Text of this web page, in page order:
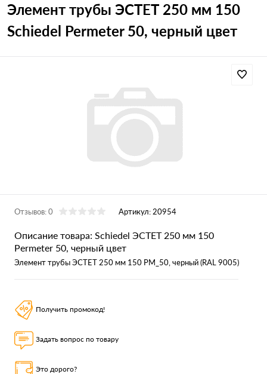
Элемент трубы ЭСТЕТ 250 мм 150
Schiedel Permeter 50, черный цвет
Отзывов: 0 Артикул: 20954
Описание товара: Schiedel ЭСТЕТ 250 мм 150
Permeter 50, черный цвет
Элемент трубы ЭСТЕТ 250 мм 150 PM_50, черный (RAL 9005)
Получить промокод!
Задать вопрос по товару
Это дорого?